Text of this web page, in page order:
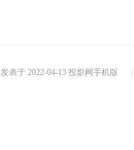
发表于 2022-04-13 投影网手机版